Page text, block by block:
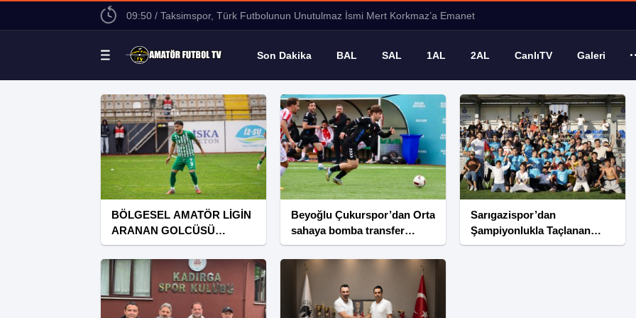
14:13 / Beyoğlu Çukurspor’dan Orta sahaya bomba transfer Furkan Han Cörüt Çukurspor’da
Son Dakika BAL SAL 1AL 2AL CanlıTV Galeri
BÖLGESEL AMATÖR LİGİN
ARANAN GOLCÜSÜ
RAMAZAN AKARSU
SEZONU TAMAMLADI
Beyoğlu Çukurspor’dan Orta
sahaya bomba transfer
Furkan Han Cörüt
Çukurspor’da
Sarıgazispor’dan
Şampiyonlukla Taçlanan
Muhteşem Sezon